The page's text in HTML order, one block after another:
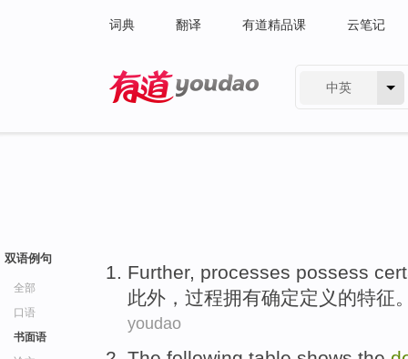
词典 翻译 有道精品课 云笔记
中英
双语例句
全部
口语
书面语
Further, processes possess
此外 ， 过程拥有确定定义 的特征
youdao